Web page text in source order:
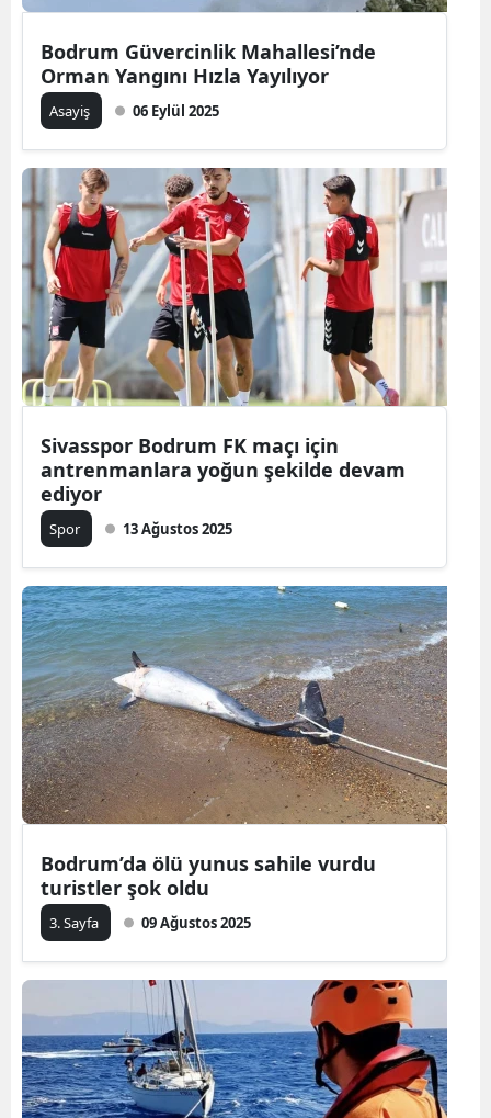
Bodrum Güvercinlik Mahallesi’nde
Orman Yangını Hızla Yayılıyor
Asayiş 06 Eylül 2025
Sivasspor Bodrum FK maçı için
antrenmanlara yoğun şekilde devam
ediyor
Spor 13 Ağustos 2025
Bodrum’da ölü yunus sahile vurdu
turistler şok oldu
3. Sayfa 09 Ağustos 2025